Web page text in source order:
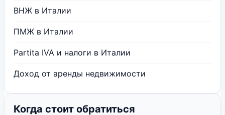
ВНЖ в Италии
ПМЖ в Италии
Partita IVA и налоги в Италии
Доход от аренды недвижимости
Когда стоит обратиться